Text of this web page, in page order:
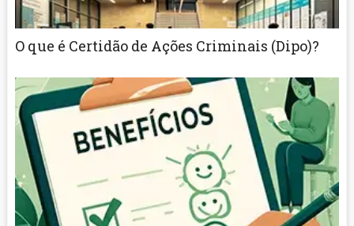
O que é Certidão de Ações Criminais (Dipo)?